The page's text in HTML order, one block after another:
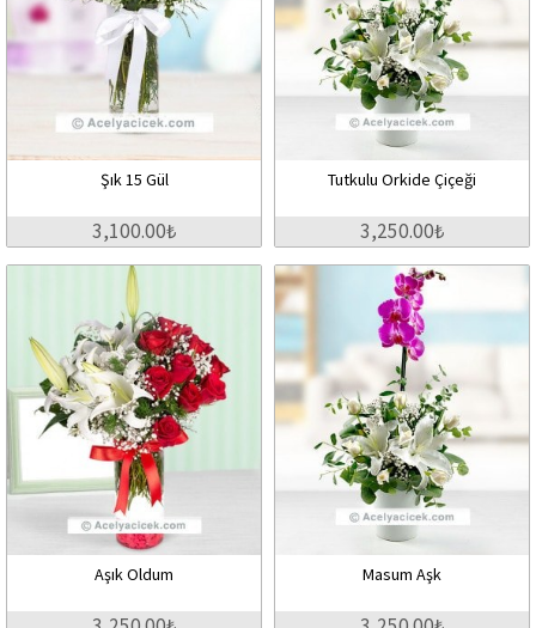
Şık 15 Gül
3,100.00₺
Tutkulu Orkide Çiçeği
3,250.00₺
Aşık Oldum Masum Aşk